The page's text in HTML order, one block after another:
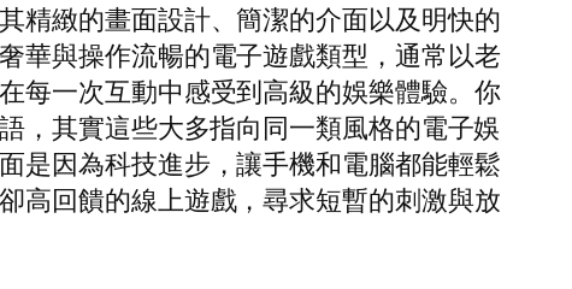
精緻的畫面設計、簡潔的介面以及明快的
華與操作流暢的電子遊戲類型，通常以老
每一次互動中感受到高級的娛樂體驗。你
，其實這些大多指向同一類風格的電子娛
是因為科技進步，讓手機和電腦都能輕鬆
高回饋的線上遊戲，尋求短暫的刺激與放